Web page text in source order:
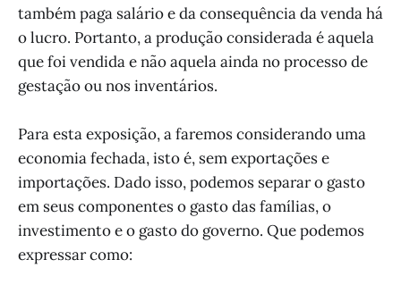
também paga salário e da consequência da venda há
o lucro. Portanto, a produção considerada é aquela
que foi vendida e não aquela ainda no processo de
gestação ou nos inventários.
Para esta exposição, a faremos considerando uma
economia fechada, isto é, sem exportações e
importações. Dado isso, podemos separar o gasto
em seus componentes o gasto das famílias, o
investimento e o gasto do governo. Que podemos
expressar como: